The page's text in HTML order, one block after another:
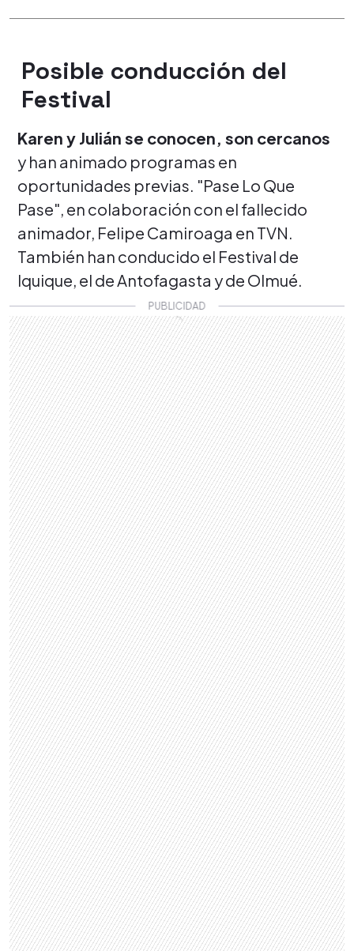
Posible conducción del
Festival
Karen y Julián se conocen, son cercanos
y han animado programas en
oportunidades previas. "Pase Lo Que
Pase", en colaboración con el fallecido
animador, Felipe Camiroaga en TVN.
También han conducido el Festival de
Iquique, el de Antofagasta y de Olmué.